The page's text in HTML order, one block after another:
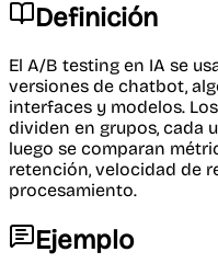
Definición
El A/B testing en IA se
versiones de chatbot,
interfaces y modelos.
dividen en grupos, cada
luego se comparan
retención, velocidad de
procesamiento.
Ejemplo